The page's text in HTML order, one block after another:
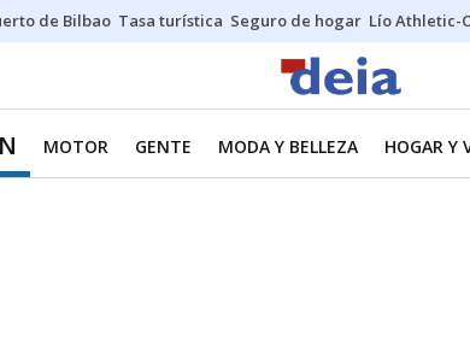
de Bilbao Tasa turística Seguro de hogar Lío Athletic-
MOTOR GENTE MODA Y BELLEZA HOGAR Y